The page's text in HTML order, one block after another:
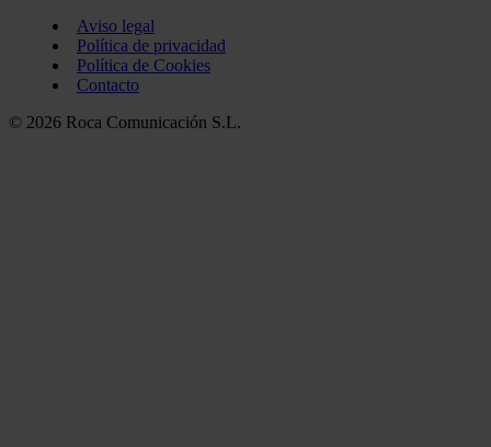
Aviso legal
Política de privacidad
Política de Cookies
Contacto
© 2026 Roca Comunicación S.L.